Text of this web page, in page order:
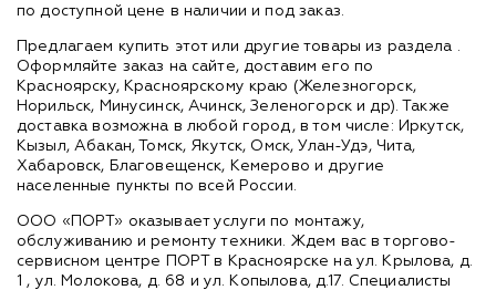
по доступной цене в наличии и под заказ.
Предлагаем купить этот или другие товары из раздела .
Оформляйте заказ на сайте, доставим его по
Красноярску, Красноярскому краю (Железногорск,
Норильск, Минусинск, Ачинск, Зеленогорск и др). Также
доставка возможна в любой город, в том числе: Иркутск,
Кызыл, Абакан, Томск, Якутск, Омск, Улан-Удэ, Чита,
Хабаровск, Благовещенск, Кемерово и другие
населенные пункты по всей России.
ООО «ПОРТ» оказывает услуги по монтажу,
обслуживанию и ремонту техники. Ждем вас в торгово-
сервисном центре ПОРТ в Красноярске на ул. Крылова, д.
1 , ул. Молокова, д. 68 и ул. Копылова, д.17. Специалисты